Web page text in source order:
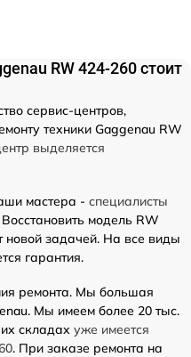
RW 424-260 стоит
сервис-центров,
техники Gaggenau RW
выделяется
мастера - специалисты
Восстановить модель RW
новой задачей. На все виды
гарантия.
ремонта. Мы большая
Мы имеем более 20 тыс.
складах уже имеется
. При заказе ремонта на